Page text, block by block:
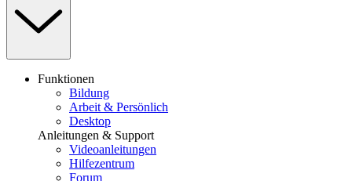
Funktionen
Bildung
Arbeit & Persönlich
Desktop
Anleitungen & Support
Videoanleitungen
Hilfezentrum
Forum